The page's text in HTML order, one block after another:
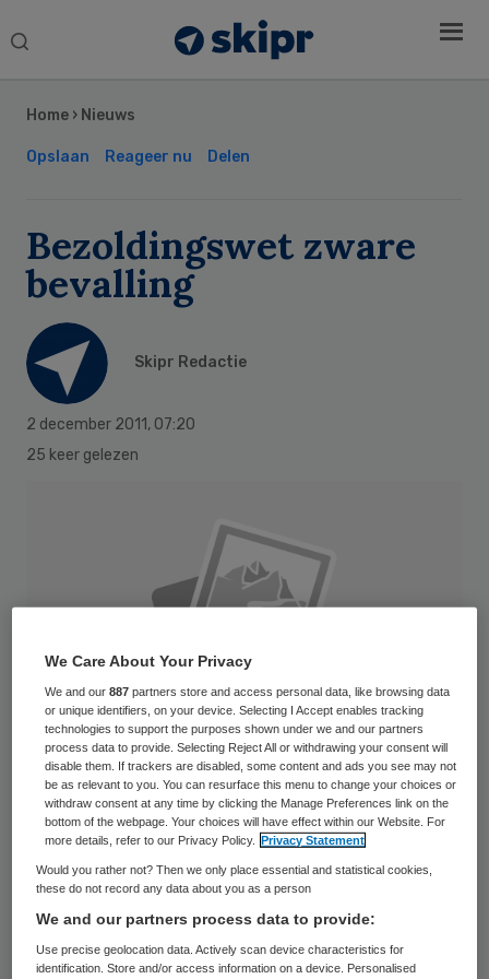
Search
Home › Nieuws
Opslaan Reageer nu Delen
Bezoldingswet zware
bevalling
Skipr Redactie
2 december 2011, 07:20
25 keer gelezen
De Tweede Kamer vindt de plannen van de
regering om de bezoldiging van
functionarissen in de publieke en semi-
publieke sector in de hand te houden, een
Sidebar
We Care About Your Privacy
We and our887 partners store and access personal data, like browsing data
or unique identifiers, on your device. Selecting I Accept enables tracking
technologies to support the purposes shown under we and our partners
process data to provide. Selecting Reject All or withdrawing your consent will
disable them. If trackers are disabled, some content and ads you see may not
be as relevant to you. You can resurface this menu to change your choices or
withdraw consent at any time by clicking the Manage Preferences link on the
bottom of the webpage. Your choices will have effect within our Website. For
more details, refer to our Privacy Policy.
Privacy Statement
Would you rather not? Then we only place essential and statistical cookies,
these do not record any data about you as a person
We and our partners process data to provide:
Use precise geolocation data. Actively scan device characteristics for
identification. Store and/or access information on a device. Personalised